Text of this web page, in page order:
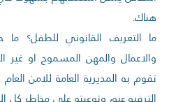
هناك.
ما التعريف القانوني للطفل؟ ما
والاعمال والمهن المسموح او غير
تقوم به المديرية العامة للامن